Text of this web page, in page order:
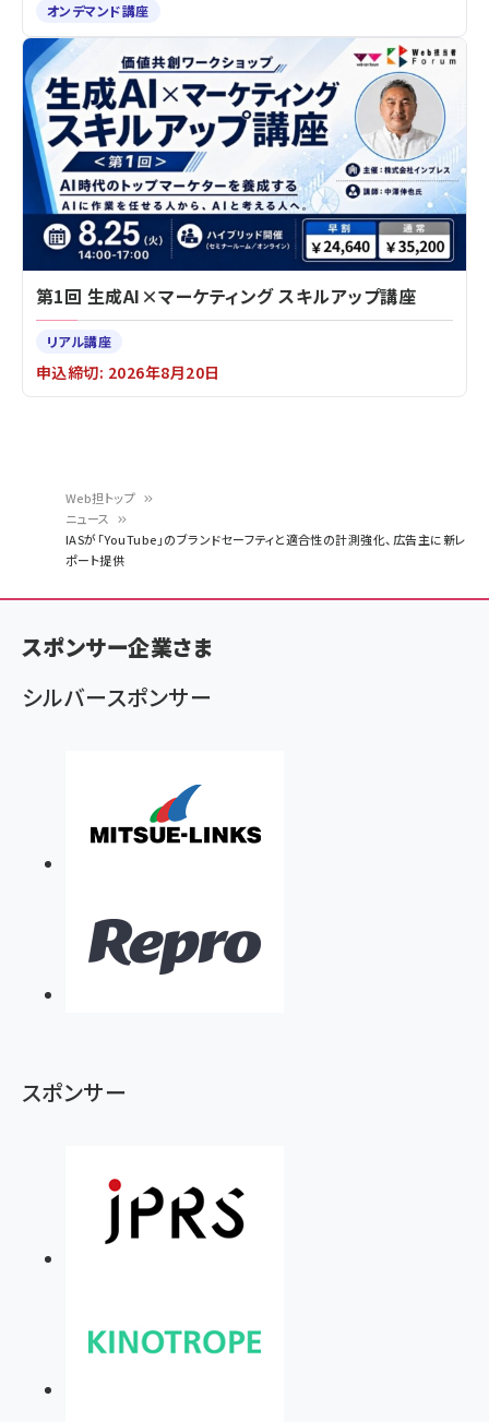
く
ず
Web担トップ
ニュース
IASが「YouTube」のブランドセーフティと適合性の計測強化、広告主に新レ
ポート提供
オンデマンド講座
第1回 生成AI×マーケティング スキルアップ講座
リアル講座
申込締切: 2026年8月20日
スポンサー企業さま
シルバースポンサー
スポンサー